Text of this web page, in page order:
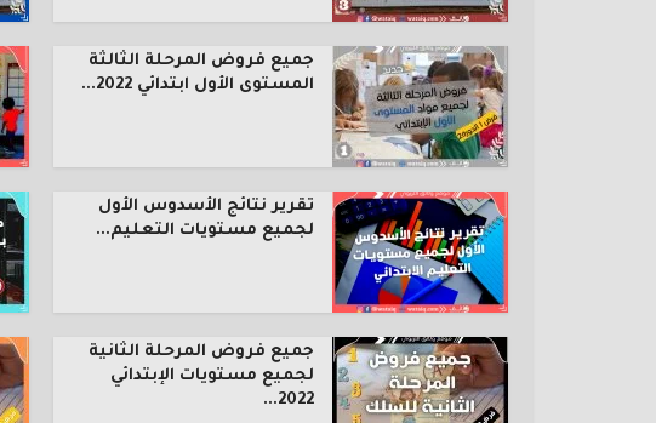
جميع فروض المرحلة الثالثة
المستوى الأول ابتدائي 2022...
تقرير نتائج الأسدوس الأول
لجميع مستويات التعليم...
جميع فروض المرحلة الثانية
لجميع مستويات الإبتدائي
2022...